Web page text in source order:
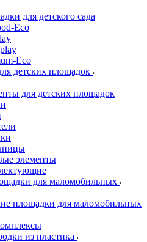
для детского сада
Eco
Еco
детских площадок
для детских площадок
элементы
для маломобильных
площадки для маломобильных
из пластика